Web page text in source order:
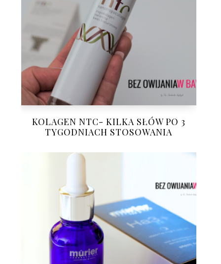
KOLAGEN NTC- KILKA SŁÓW PO 3
TYGODNIACH STOSOWANIA